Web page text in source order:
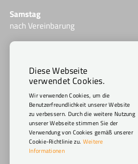
Samstag
nach Vereinbarung
Diese Webseite
verwendet Cookies.
Wir verwenden Cookies, um die
Benutzerfreundlichkeit unserer Website
zu verbessern. Durch die weitere Nutzung
unserer Webseite stimmen Sie der
Verwendung von Cookies gemäß unserer
Cookie-Richtlinie zu. Weitere
Informationen